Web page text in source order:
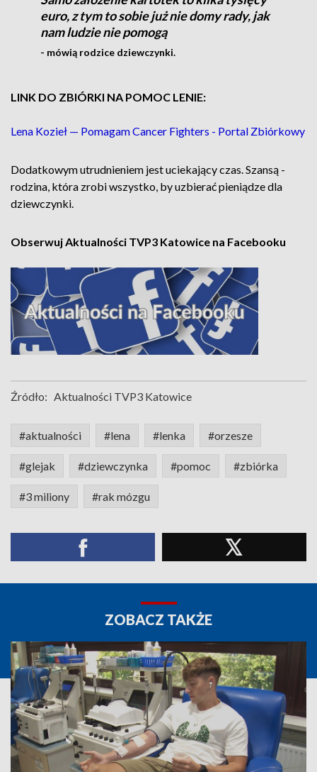
euro, z tym to sobie już nie domy rady, jak
nam ludzie nie pomogą
- mówią rodzice dziewczynki.
LINK DO ZBIÓRKI NA POMOC LENIE:
Lena Kozieł — Pomagam Cancer Fighters - Portal Zbiórkowy
Dodatkowym utrudnieniem jest uciekający czas. Szansą -
rodzina, która zrobi wszystko, by uzbierać pieniądze dla
dziewczynki.
Obserwuj Aktualności TVP3 Katowice na Facebooku
Źródło: Aktualności TVP3 Katowice
#aktualności #lena #lenka #orzesze
#glejak #dziewczynka #pomoc #zbiórka
#3 miliony #rak mózgu
ZOBACZ TAKŻE